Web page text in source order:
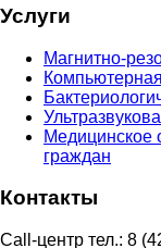
Услуги
Магнитно-
Медицинское
граждан
Контакты
Call-центр тел.: 8